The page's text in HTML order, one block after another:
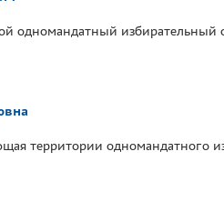
одномандатный
территории